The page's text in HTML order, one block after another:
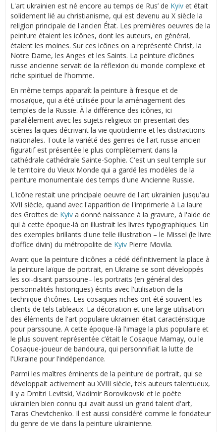
L'art ukrainien est né encore au temps de Rus’ de Kyiv et était
solidement lié au christianisme, qui est devenu au Х siècle la
religion principale de l'ancien État. Les premières oeuvres de la
peinture étaient les icônes, dont les auteurs, en général,
étaient les moines. Sur ces icônes on a représenté Christ, la
Notre Dame, les Anges et les Saints. La peinture d'icônes
russe ancienne servait de la réflexion du monde complexe et
riche spirituel de l'homme.
En même temps apparaît la peinture à fresque et de
mosaïque, qui a été utilisée pour la aménagement des
temples de la Russie. À la différence des icônes, ici
parallèlement avec les sujets religieux on presentait des
scènes laïques décrivant la vie quotidienne et les distractions
nationales. Toute la variété des genres de l'art russe ancien
figuratif est présentée le plus complètement dans la
cathédrale cathédrale Sainte-Sophie. C'est un seul temple sur
le territoire du Vieux Monde qui a gardé les modèles de la
peinture monumentale des temps d'une Ancienne Russie.
L'icône restait une principale oeuvre de l'art ukrainien jusqu'au
XVII siècle, quand avec l'apparition de l'imprimerie à La laure
des Grottes de Kyiv a donné naissance à la gravure, à l'aide de
qui à cette époque-là on illustrait les livres typographiques. Un
des exemples brillants d'une telle illustration – le Missel (le livre
d’office divin) du métropolite de Kyiv Pierre Movila.
Avant que la peinture d'icônes a cédé définitivement la place à
la peinture laïque de portrait, en Ukraine se sont développés
les soi-disant parssoune– les portraits (en général des
personnalités historiques) écrits avec l'utilisation de la
technique d'icônes. Les cosaques riches ont été souvent les
clients de tels tableaux. La décoration et une large utilisation
des éléments de l'art populaire ukrainien était caractéristique
pour parssoune. A cette époque-là l'image la plus populaire et
le plus souvent représentée c’était le Cosaque Mamay, ou le
Cosaque-joueur de bandoura, qui personnifiait la lutte de
l'Ukraine pour l'indépendance.
Parmi les maîtres éminents de la peinture de portrait, qui se
développait activement au XVIII siècle, tels auteurs talentueux,
il y a Dmitri Levitski, Vladimir Borovikovski et le poète
ukrainien bien connu qui avait aussi un grand talent d'art,
Taras Chevtchenko. Il est aussi considéré comme le fondateur
du genre de vie dans la peinture ukrainienne.